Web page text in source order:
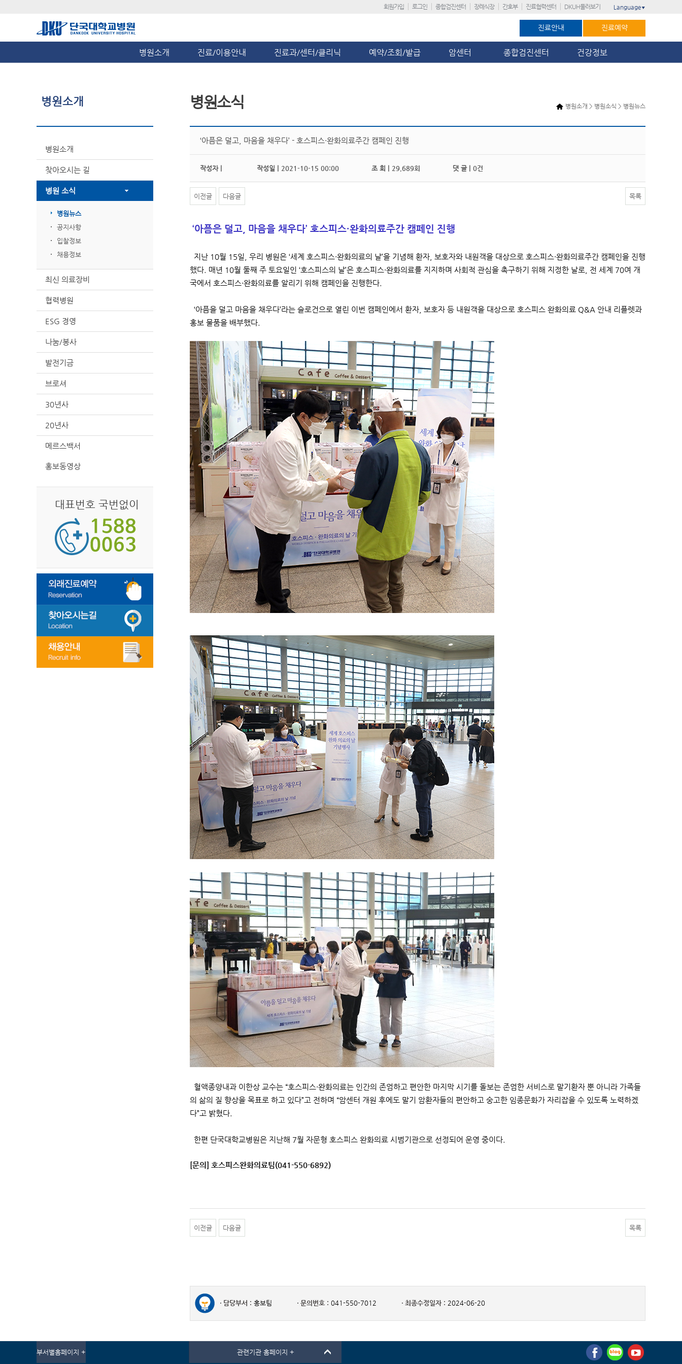
회원가입 로그인 종합검진센터 장례식장 간호부 진료협력센터 DKUH둘러보기 Language ▼
진료안내 진료예약
병원소개 진료/이용안내 진료과/센터/클리닉 예약/조회/발급 암센터 종합검진센터 건강정보
병원소개
병원소개
찾아오시는 길
병원 소식
병원뉴스
공지사항
입찰정보
채용정보
최신 의료장비
협력병원
ESG 경영
나눔/봉사
발전기금
브로셔
30년사
20년사
메르스백서
홍보동영상
대표번호 국번없이
병원소개 > 병원소식 > 병원뉴스
병원소식
‘아픔은 덜고, 마음을 채우다’ - 호스피스·완화의료주간 캠페인 진행
작성자 | 작성일 | 2021-10-15 00:00 조 회 | 29,689회 댓 글 | 0건
이전글 다음글 목록
‘아픔은 덜고, 마음을 채우다’ 호스피스·완화의료주간 캠페인 진행
지난 10월 15일, 우리 병원은 ‘세계 호스피스·완화의료의 날’을 기념해 환자, 보호자와 내원객을 대상으로 호스피스·완화의료주간 캠페인을 진행
했다. 매년 10월 둘째 주 토요일인 ‘호스피스의 날’은 호스피스·완화의료를 지지하며 사회적 관심을 촉구하기 위해 지정한 날로, 전 세계 70여 개
국에서 호스피스·완화의료를 알리기 위해 캠페인을 진행한다.
‘아픔을 덜고 마음을 채우다’라는 슬로건으로 열린 이번 캠페인에서 환자, 보호자 등 내원객을 대상으로 호스피스 완화의료 Q&A 안내 리플렛과
홍보 물품을 배부했다.
혈액종양내과 이한상 교수는 “호스피스·완화의료는 인간의 존엄하고 편안한 마지막 시기를 돌보는 존엄한 서비스로 말기환자 뿐 아니라 가족들
의 삶의 질 향상을 목표로 하고 있다”고 전하며 “암센터 개원 후에도 말기 암환자들의 편안하고 숭고한 임종문화가 자리잡을 수 있도록 노력하겠
다”고 밝혔다.
한편 단국대학교병원은 지난해 7월 자문형 호스피스 완화의료 시범기관으로 선정되어 운영 중이다.
[문의] 호스피스완화의료팀(041-550-6892)
이전글 다음글 목록
담당부서 : 홍보팀 문의번호 : 041-550-7012 최종수정일자 : 2024-06-20
부서별홈페이지 + 관련기관 홈페이지 +